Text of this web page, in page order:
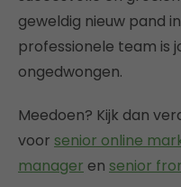
geweldig nieuw pand
professionele team is
ongedwongen.
Meedoen? Kijk dan
voor senior online
manager en senior